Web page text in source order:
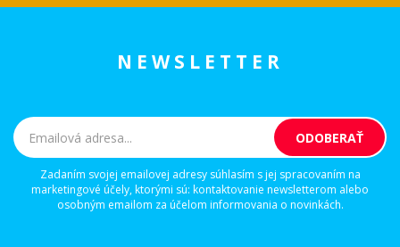
NEWSLETTER
Zadaním svojej emailovej adresy súhlasím s jej spracovaním na
marketingové účely, ktorými sú: kontaktovanie newsletterom alebo
osobným emailom za účelom informovania o novinkách.